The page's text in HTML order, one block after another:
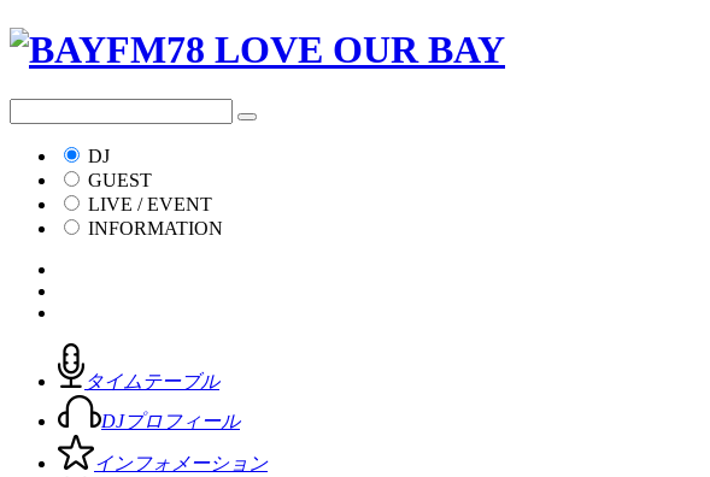
DJ
GUEST
LIVE / EVENT
INFORMATION
タイムテーブル
DJプロフィール
インフォメーション